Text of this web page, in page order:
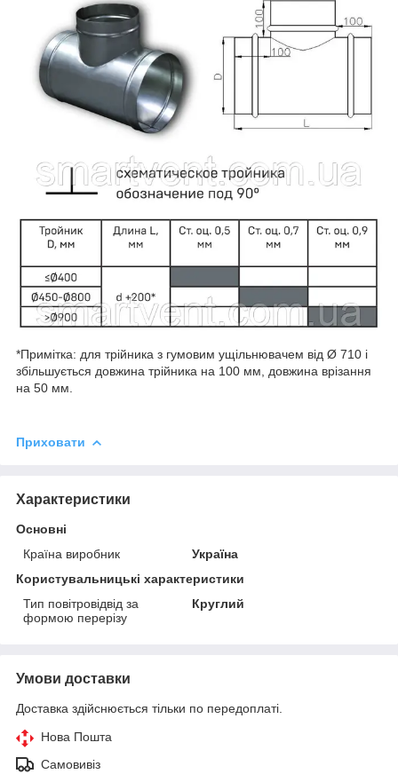
*Примітка: для трійника з гумовим ущільнювачем від Ø 710 і
збільшується довжина трійника на 100 мм, довжина врізання
на 50 мм.
Приховати
Характеристики
Основні
Країна виробник
Україна
Користувальницькі характеристики
Тип повітровідвід за
формою перерізу
Круглий
Умови доставки
Доставка здійснюється тільки по передоплаті.
Нова Пошта
Самовивіз